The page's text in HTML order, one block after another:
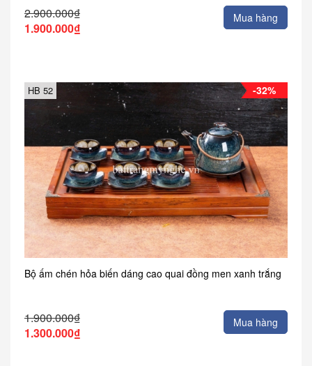
2.900.000₫
1.900.000₫
Mua hàng
-32%
HB 52
Bộ ấm chén hỏa biến dáng cao quai đồng men xanh trắng
1.900.000₫
1.300.000₫
Mua hàng